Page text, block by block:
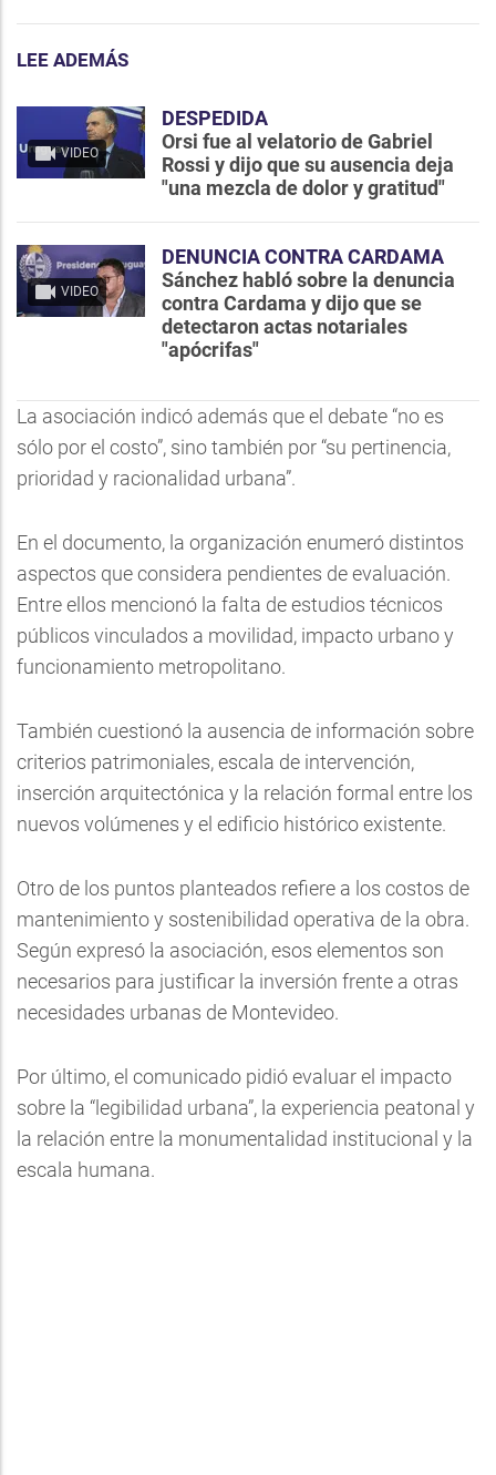
LEE ADEMÁS
VIDEO
DESPEDIDA
Orsi fue al velatorio de Gabriel
Rossi y dijo que su ausencia deja
"una mezcla de dolor y gratitud"
VIDEO
DENUNCIA CONTRA CARDAMA
Sánchez habló sobre la denuncia
contra Cardama y dijo que se
detectaron actas notariales
"apócrifas"
La asociación indicó además que el debate “no es
sólo por el costo”, sino también por “su pertinencia,
prioridad y racionalidad urbana”.
En el documento, la organización enumeró distintos
aspectos que considera pendientes de evaluación.
Entre ellos mencionó la falta de estudios técnicos
públicos vinculados a movilidad, impacto urbano y
funcionamiento metropolitano.
También cuestionó la ausencia de información sobre
criterios patrimoniales, escala de intervención,
inserción arquitectónica y la relación formal entre los
nuevos volúmenes y el edificio histórico existente.
Otro de los puntos planteados refiere a los costos de
mantenimiento y sostenibilidad operativa de la obra.
Según expresó la asociación, esos elementos son
necesarios para justificar la inversión frente a otras
necesidades urbanas de Montevideo.
Por último, el comunicado pidió evaluar el impacto
sobre la “legibilidad urbana”, la experiencia peatonal y
la relación entre la monumentalidad institucional y la
escala humana.